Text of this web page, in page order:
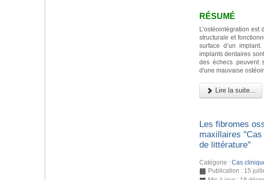
RÉSUMÉ
L’ostéointégration
structurale et
surface d’un
implants dentaires
des échecs peuvent
d'une mauvaise
Lire la suite...
Les fibromes
maxillaires
de littérature''
Catégorie : Cas
Publication : 15